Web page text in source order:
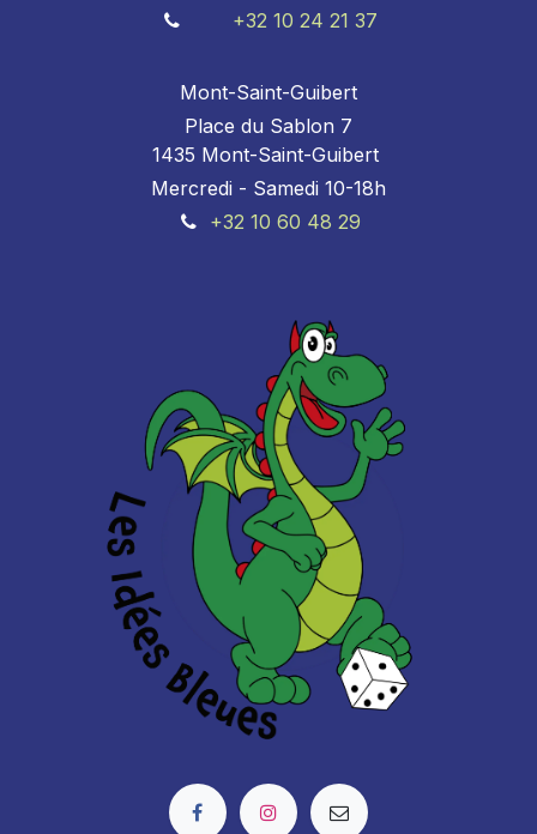
+32 10 24 21 37
Mont-Saint-Guibert
Place du Sablon 7
1435 Mont-Saint-Guibert
Mercredi - Samedi 10-18h
+32 10 60 48 29